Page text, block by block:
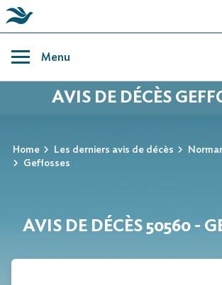
content
Menu
AVIS DE DÉCÈS
Home Les derniers avis de décès
Geffosses
AVIS DE DÉCÈS 50560 -